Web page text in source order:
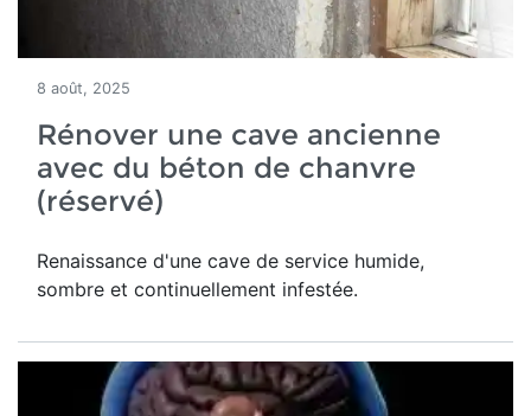
8 août, 2025
Rénover une cave ancienne
avec du béton de chanvre
(réservé)
Renaissance d'une cave de service humide,
sombre et continuellement infestée.